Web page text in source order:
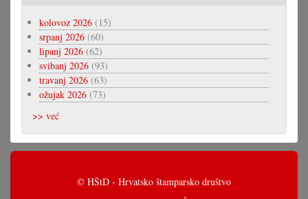
kolovoz 2026 (15)
srpanj 2026 (60)
lipanj 2026 (62)
svibanj 2026 (93)
travanj 2026 (63)
ožujak 2026 (73)
>> već
© HŠtD - Hrvatsko štamparsko društvo